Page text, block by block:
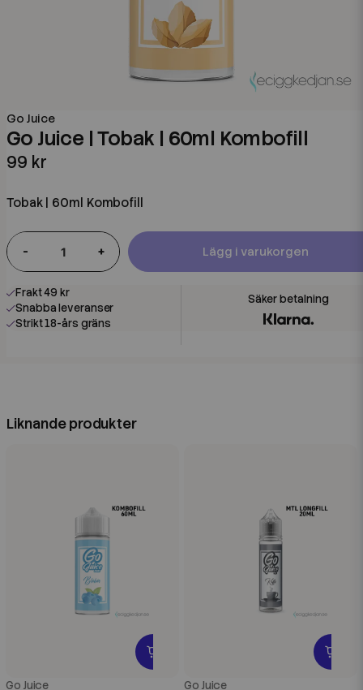
Go Juice
Go Juice | Tobak | 60ml Kombofill
99 kr
Tobak | 60ml Kombofill
- + Lägg i varukorgen
Frakt 49 kr
Snabba leveranser
Strikt 18-års gräns
Liknande produkter
Go Juice Go Juice